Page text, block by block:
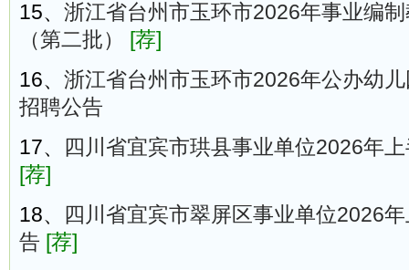
15、 浙江省台州市玉环市2026年事业编
（第二批）
[荐]
16、 浙江省台州市玉环市2026年公办幼
招聘公告
17、
四川省宜宾市珙县事业单位2026年
[荐]
18、
四川省宜宾市翠屏区事业单位2026
告 [荐]